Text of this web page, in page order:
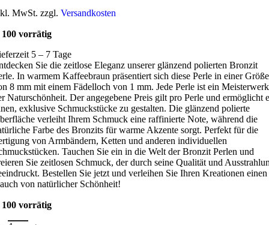
MwSt. zzgl. Versandkosten
100 vorrätig
5 – 7 Tage
Sie die zeitlose Eleganz unserer glänzend polierten Bronzit
In warmem Kaffeebraun präsentiert sich diese Perle in einer Größe
8 mm mit einem Fädelloch von 1 mm. Jede Perle ist ein Meisterwerk
Naturschönheit. Der angegebene Preis gilt pro Perle und ermöglicht
exklusive Schmuckstücke zu gestalten. Die glänzend polierte
verleiht Ihrem Schmuck eine raffinierte Note, während die
Farbe des Bronzits für warme Akzente sorgt. Perfekt für die
von Armbändern, Ketten und anderen individuellen
Tauchen Sie ein in die Welt der Bronzit Perlen und
Sie zeitlosen Schmuck, der durch seine Qualität und
Bestellen Sie jetzt und verleihen Sie Ihren Kreationen einen
von natürlicher Schönheit!
100 vorrätig